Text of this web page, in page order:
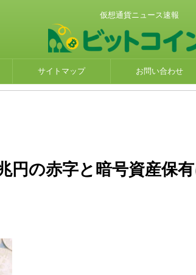
仮想通貨ニュース速報
サイトマップ お問い合わせ
円の赤字と暗号資産保